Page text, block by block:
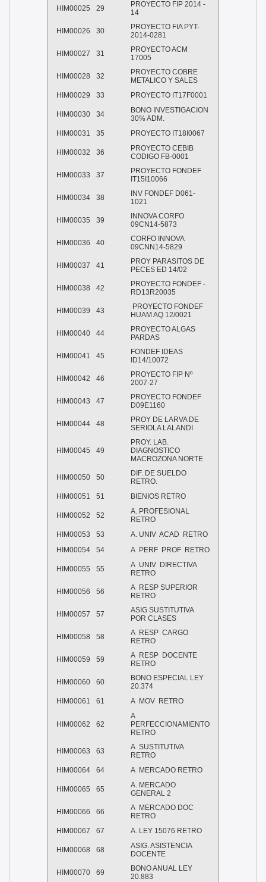
HIM00025 29
PROYECTO FIP 2014 -
14
HIM00026 30
PROYECTO FIA PYT-
2014-0281
HIM00027 31
PROYECTO ACM
17005
HIM00028 32
PROYECTO COBRE
METALICO Y SALES
HIM00029
33 PROYECTO IT17F0001
HIM00030 34
BONO INVESTIGACION
30% ADM.
HIM00031
35 PROYECTO IT18I0067
HIM00032 36
PROYECTO CEBIB
CODIGO FB-0001
HIM00033 37
PROYECTO FONDEF
IT15I10066
HIM00034 38
INV FONDEF D061-
1021
HIM00035 39
INNOVA CORFO
09CN14-5873
HIM00036 40
CORFO INNOVA
09CNN14-5829
HIM00037 41
PROY PARASITOS DE
PECES ED 14/02
HIM00038 42
PROYECTO FONDEF -
RD13R20035
HIM00039 43
PROYECTO FONDEF
HUAM AQ 12/0021
HIM00040 44
PROYECTO ALGAS
PARDAS
HIM00041 45
FONDEF IDEAS
ID14/10072
HIM00042 46
PROYECTO FIP Nº
2007-27
HIM00043 47
PROYECTO FONDEF
D09E1160
HIM00044 48
PROY DE LARVA DE
SERIOLA LALANDI
HIM00045 49
PROY. LAB.
DIAGNOSTICO
MACROZONA NORTE
HIM00050 50
DIF. DE SUELDO
RETRO.
HIM00051
51 BIENIOS RETRO
HIM00052 52
A. PROFESIONAL
RETRO
HIM00053
53
A. UNIV ACAD RETRO
HIM00054
54 A PERF PROF RETRO
HIM00055 55
A UNIV DIRECTIVA
RETRO
HIM00056 56
A RESP SUPERIOR
RETRO
HIM00057 57
ASIG SUSTITUTIVA
POR CLASES
HIM00058 58
A RESP CARGO
RETRO
HIM00059 59
A RESP DOCENTE
RETRO
HIM00060 60
BONO ESPECIAL LEY
20.374
HIM00061
61 A MOV RETRO
HIM00062 62
A
PERFECCIONAMIENTO
RETRO
HIM00063 63
A SUSTITUTIVA
RETRO
HIM00064
64 A MERCADO RETRO
HIM00065 65
A. MERCADO
GENERAL 2
HIM00066 66
A MERCADO DOC
RETRO
HIM00067
67 A. LEY 15076 RETRO
HIM00068 68
ASIG. ASISTENCIA
DOCENTE
HIM00070 69
BONO ANUAL LEY
20.883